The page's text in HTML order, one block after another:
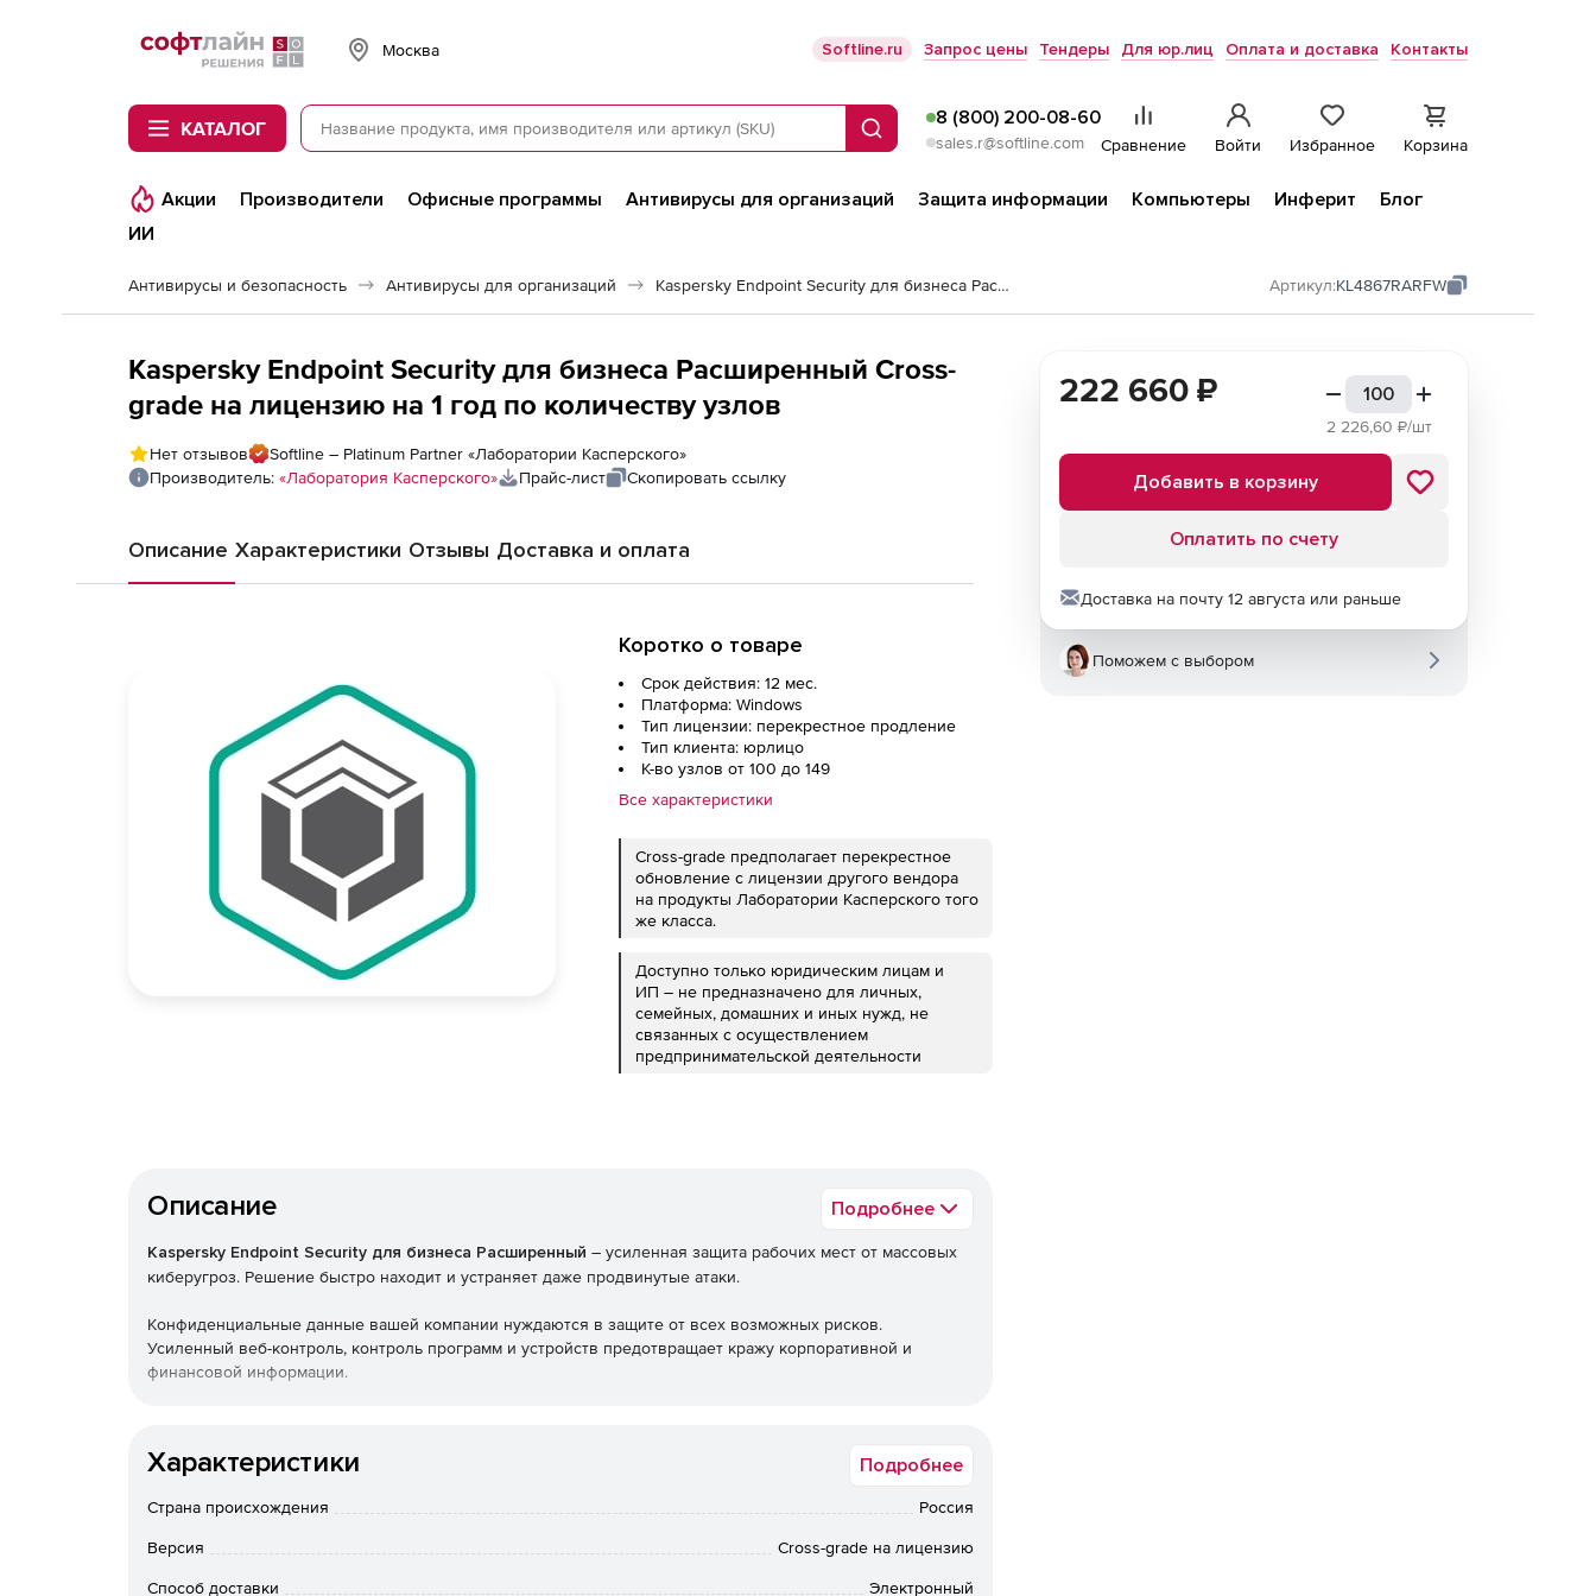
Softline
Москва Softline.ru Запрос цены Тендеры Для юр.лиц Оплата и доставка Контакты
КАТАЛОГ Поиск
8 (800) 200-08-60
sales.r@softline.com Сравнение Войти Избранное Корзина
Акции Производители Офисные программы Антивирусы для организаций Защита информации Компьютеры Инферит
Блог
ИИ
Антивирусы и безопасность Антивирусы для организаций Kaspersky Endpoint Security для бизнеса Расширенный Артикул:KL4867RARFW
Kaspersky Endpoint Security для бизнеса Расширенный Cross-
grade на лицензию на 1 год по количеству узлов
Нет отзывов
Softline – Platinum Partner «Лаборатории Касперского»
Производитель: «Лаборатория Касперского» Прайс-лист Скопировать ссылку
Описание Характеристики Отзывы Доставка и оплата
Коротко о товаре
Срок действия: 12 мес.
Платформа: Windows
Тип лицензии: перекрестное продление
Тип клиента: юрлицо
К-во узлов от 100 до 149
Все характеристики
Cross-grade предполагает перекрестное
обновление с лицензии другого вендора
на продукты Лаборатории Касперского того
же класса.
Доступно только юридическим лицам и
ИП – не предназначено для личных,
семейных, домашних и иных нужд, не
связанных с осуществлением
предпринимательской деятельности
Описание Подробнее
Kaspersky Endpoint Security для бизнеса Расширенный – усиленная защита рабочих мест от массовых
киберугроз. Решение быстро находит и устраняет даже продвинутые атаки.
Конфиденциальные данные вашей компании нуждаются в защите от всех возможных рисков.
Усиленный веб-контроль, контроль программ и устройств предотвращает кражу корпоративной и
финансовой информации.
Характеристики Подробнее
Страна происхождения Россия
Версия Cross-grade на лицензию
Способ доставки Электронный
222 660 ₽
2 226,60 ₽/шт
Добавить в корзину
Оплатить по счету
Доставка на почту 12 августа или раньше
Поможем с выбором